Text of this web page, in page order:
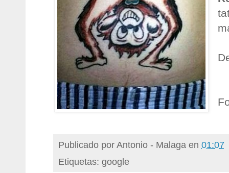
Publicado porAntonio - Malaga en 01:07
Etiquetas: google